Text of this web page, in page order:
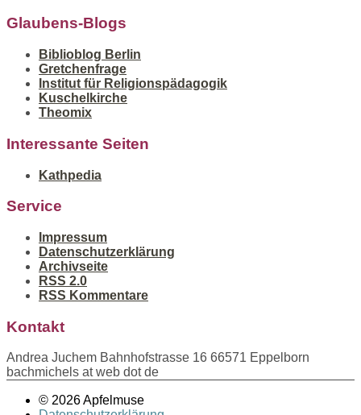
Glaubens-Blogs
Biblioblog Berlin
Gretchenfrage
Institut für Religionspädagogik
Kuschelkirche
Theomix
Interessante Seiten
Kathpedia
Service
Impressum
Datenschutzerklärung
Archivseite
RSS 2.0
RSS Kommentare
Kontakt
Andrea Juchem Bahnhofstrasse 16 66571 Eppelborn
bachmichels at web dot de
© 2026 Apfelmuse